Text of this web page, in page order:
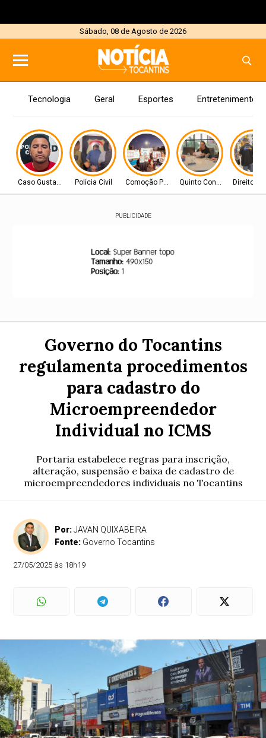
Sábado, 08 de Agosto de 2026
Tecnologia Geral Esportes Entretenimento
Caso Gustavo VelosoPolícia Civil Comoção PopularQuinto Constituciona
Direito
PUBLICIDADE
Governo do Tocantins
regulamenta procedimentos
para cadastro do
Microempreendedor
Individual no ICMS
Portaria estabelece regras para inscrição,
alteração, suspensão e baixa de cadastro de
microempreendedores individuais no Tocantins
Por:JAVAN QUIXABEIRA
Fonte: Governo Tocantins
27/05/2025 às 18h19